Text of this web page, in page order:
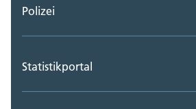
Polizei
Statistikportal